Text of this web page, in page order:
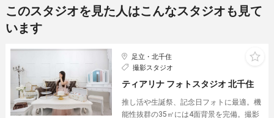
このスタジオを見た人はこんなスタジオも見て
います
足立・北千住
撮影スタジオ
ティアリナ フォトスタジオ 北千住
推し活や生誕祭、記念日フォトに最適。機
能性抜群の35㎡には4面背景を完備。撮影